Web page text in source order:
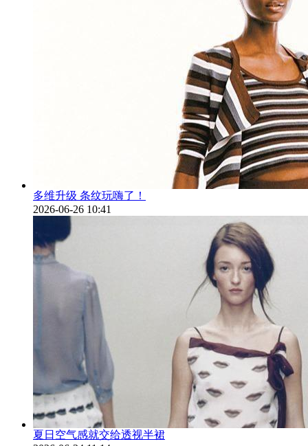
多维升级 条纹玩嗨了！
2026-06-26 10:41
夏日空气感就交给透视半裙